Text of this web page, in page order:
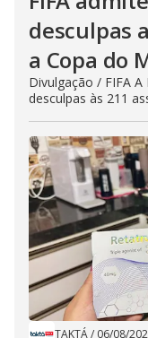
desculpas
a Copa do
Divulgação / FIFA
desculpas às 211
TAKTÁ/ 06/08/